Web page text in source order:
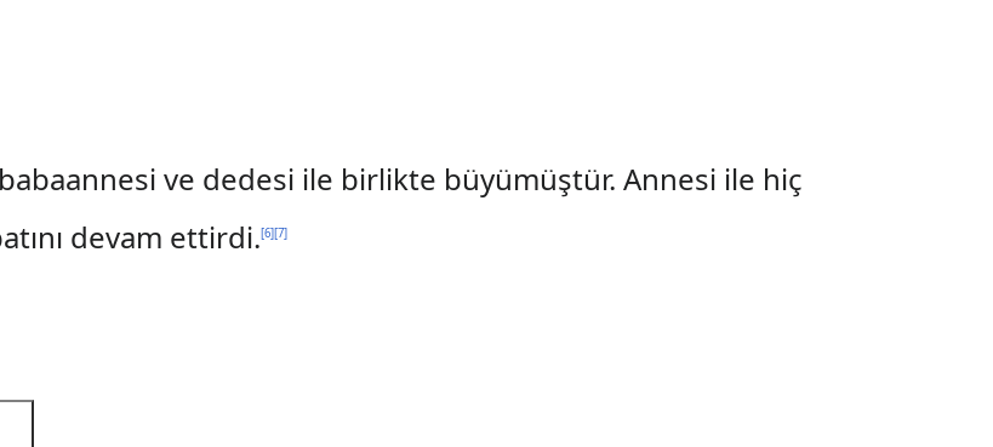
ve dedesi ile birlikte büyümüştür. Annesi ile hiç
devam ettirdi.[6][7]